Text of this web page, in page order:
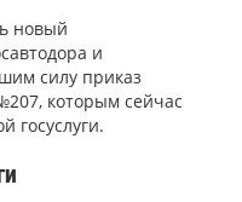
новый
и
силу приказ
которым сейчас
госуслуги.